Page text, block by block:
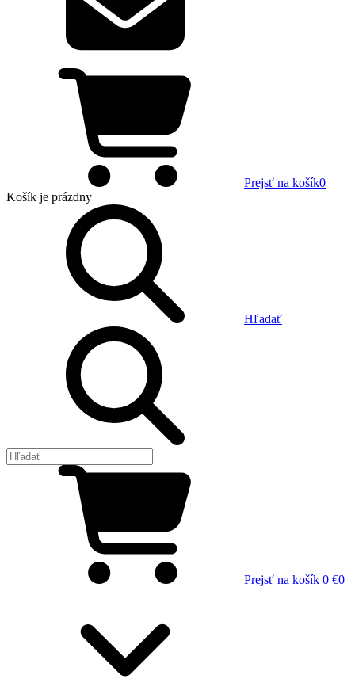
Prejsť na košík0
Košík je prázdny
Hľadať
Prejsť na košík 0 €0